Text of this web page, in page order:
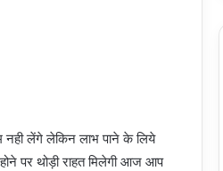
नही लेंगे लेकिन लाभ पाने के लिये
पर थोड़ी राहत मिलेगी आज आप